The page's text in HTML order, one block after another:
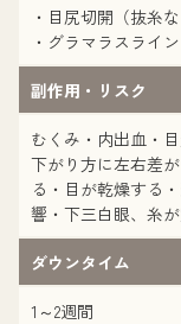
・目尻切開（抜糸な
・グラマラスライ
副作用・リスク
むくみ・内出血・
下がり方に左右差
る・目が乾燥する
響・下三白眼、糸
ダウンタイム
1～2週間